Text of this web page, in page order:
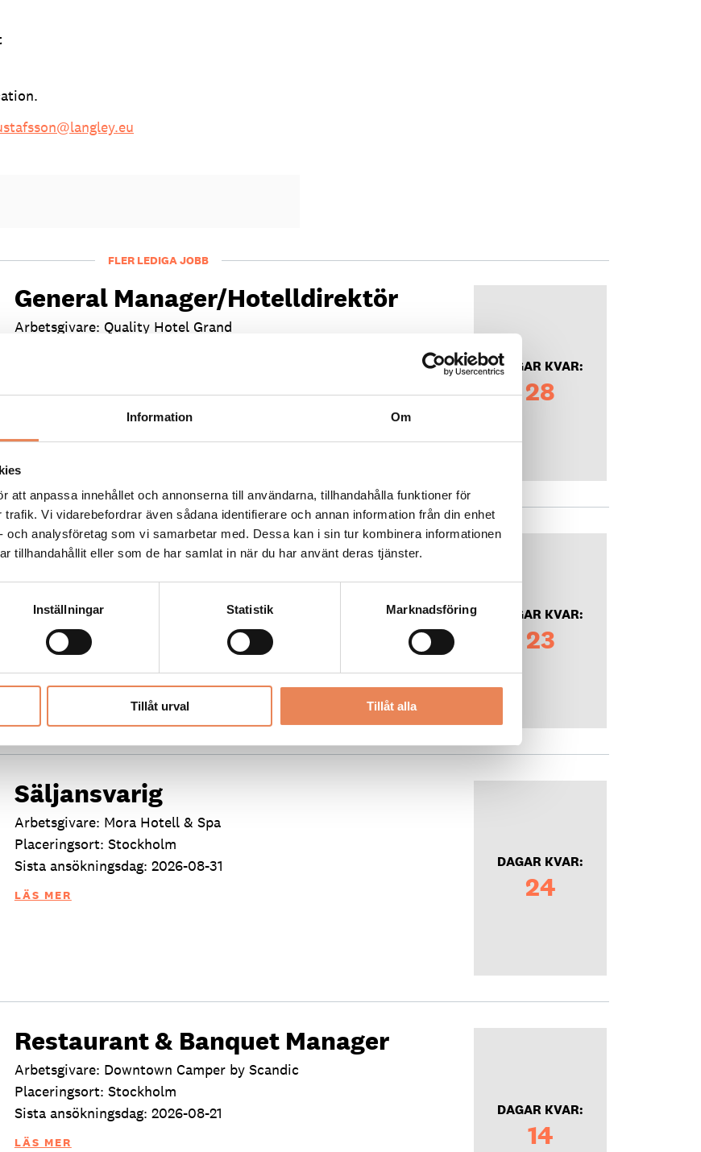
Information Om
att anpassa innehållet och annonserna till användarna, tillhandahålla funktioner för
Vi vidarebefordrar även sådana identifierare och annan information från din enhet
och analysföretag som vi samarbetar med. Dessa kan i sin tur kombinera informationen
tillhandahållit eller som de har samlat in när du har använt deras tjänster.
Inställningar Statistik Marknadsföring
Tillåt urval Tillåt alla
FLER LEDIGA JOBB
General Manager/Hotelldirektör
Arbetsgivare: Quality Hotel Grand
LÄS MER
DAGAR KVAR:
28
Kock
Sista ansökningsdag: 2026-08-30
LÄS MER
DAGAR KVAR:
23
Säljansvarig
Arbetsgivare: Mora Hotell & Spa
Placeringsort: Stockholm
Sista ansökningsdag: 2026-08-31
LÄS MER
DAGAR KVAR:
24
Restaurant & Banquet Manager
Arbetsgivare: Downtown Camper by Scandic
Placeringsort: Stockholm
Sista ansökningsdag: 2026-08-21
LÄS MER
DAGAR KVAR:
14